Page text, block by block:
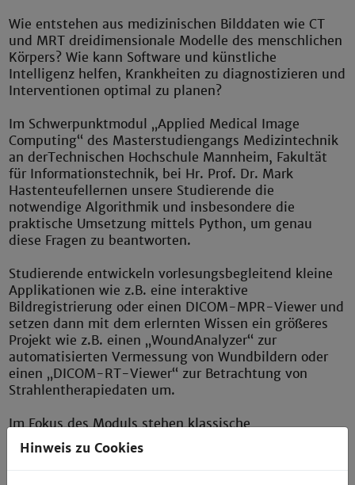
Wie entstehen aus medizinischen Bilddaten wie CT
und MRT dreidimensionale Modelle des menschlichen
Körpers? Wie kann Software und künstliche
Intelligenz helfen, Krankheiten zu diagnostizieren und
Interventionen optimal zu planen?
Im Schwerpunktmodul „Applied Medical Image
Computing“ des Masterstudiengangs Medizintechnik
an derTechnischen Hochschule Mannheim, Fakultät
für Informationstechnik, bei Hr. Prof. Dr. Mark
Hastenteufellernen unsere Studierende die
notwendige Algorithmik und insbesondere die
praktische Umsetzung mittels Python, um genau
diese Fragen zu beantworten.
Studierende entwickeln vorlesungsbegleitend kleine
Applikationen wie z.B. eine interaktive
Bildregistrierung oder einen DICOM-MPR-Viewer und
setzen dann mit dem erlernten Wissen ein größeres
Projekt wie z.B. einen „WoundAnalyzer“ zur
automatisierten Vermessung von Wundbildern oder
einen „DICOM-RT-Viewer“ zur Betrachtung von
Strahlentherapiedaten um.
Im Fokus des Moduls stehen klassische
Bildverarbeitung, DICOM, 3D Visualisierung,
Segmentierung, Registrierung und der Übergang zu
Hinweis zu Cookies